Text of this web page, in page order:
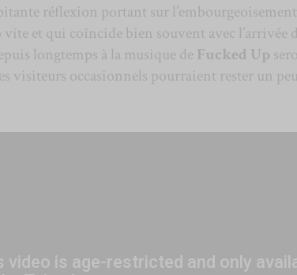
réflexion portant sur
et qui coïncide bien souvent avec l’arrivée
longtemps à la musique de Fucked Up
visiteurs occasionnels pourraient rester un